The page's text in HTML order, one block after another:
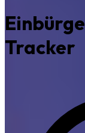
Tracker